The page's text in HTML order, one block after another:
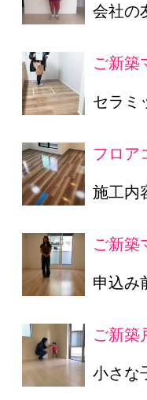
会社の
ご新
セラミ
フロア
施工内
ご新
申込み
ご新
小さな